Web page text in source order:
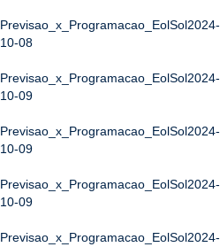
Previsao_x_Programacao_EolSol2024-
10-08
Previsao_x_Programacao_EolSol2024-
10-09
Previsao_x_Programacao_EolSol2024-
10-09
Previsao_x_Programacao_EolSol2024-
10-09
Previsao_x_Programacao_EolSol2024-